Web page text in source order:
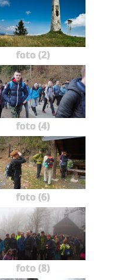
foto (2)
foto (4)
foto (6)
foto (8)